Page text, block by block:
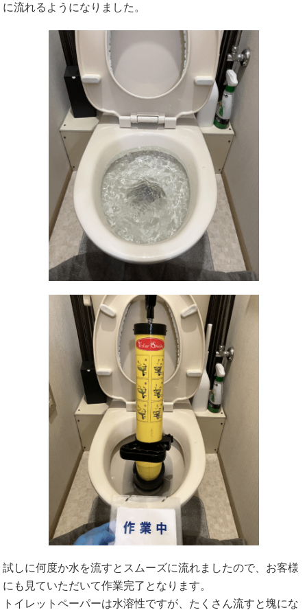
に流れるようになりました。
試しに何度か水を流すとスムーズに流れましたので、お客様
にも見ていただいて作業完了となります。
トイレットペーパーは水溶性ですが、たくさん流すと塊にな